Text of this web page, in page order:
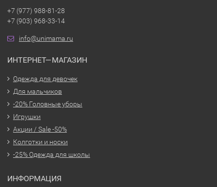
+7 (977) 988-81-28
+7 (903) 968-33-14
info@unimama.ru
ИНТЕРНЕТ—МАГАЗИН
Одежда для девочек
Для мальчиков
-20% Головные уборы
Игрушки
Акции / Sale -50%
Колготки и носки
-25% Одежда для школы
ИНФОРМАЦИЯ